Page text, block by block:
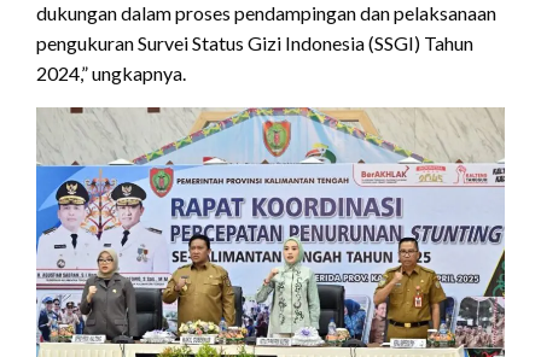
dukungan dalam proses pendampingan dan pelaksanaan
pengukuran Survei Status Gizi Indonesia (SSGI) Tahun
2024,” ungkapnya.